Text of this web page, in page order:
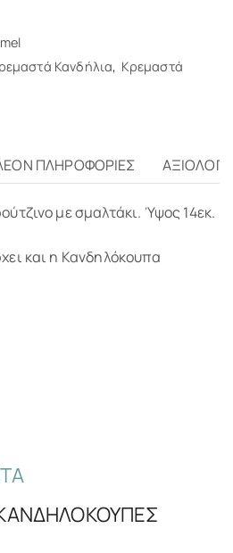
Κανδήλια, Κρεμαστά
ΠΛΗΡΟΦΟΡΊΕΣ
με σμαλτάκι. Ύψος 14εκ.
και η Κανδηλόκουπα